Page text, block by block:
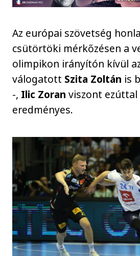
Az európai szövetség
csütörtöki mérkőzésen a
olimpikon irányítón kívül
válogatott Szita Zoltán is
-, Ilic Zoranviszont
eredményes.